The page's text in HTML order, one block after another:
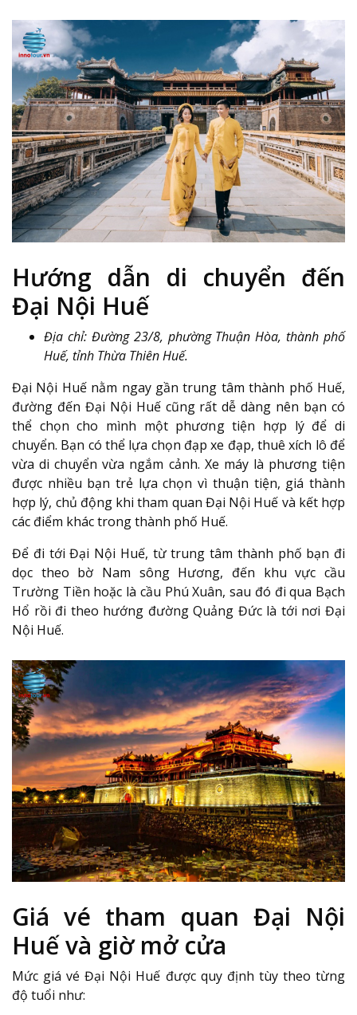
Hướng dẫn di chuyển đến
Đại Nội Huế
Địa chỉ: Đường 23/8, phường Thuận Hòa, thành phố
Huế, tỉnh Thừa Thiên Huế.
Đại Nội Huế nằm ngay gần trung tâm thành phố Huế,
đường đến Đại Nội Huế cũng rất dễ dàng nên bạn có
thể chọn cho mình một phương tiện hợp lý để di
chuyển. Bạn có thể lựa chọn đạp xe đạp, thuê xích lô để
vừa di chuyển vừa ngắm cảnh. Xe máy là phương tiện
được nhiều bạn trẻ lựa chọn vì thuận tiện, giá thành
hợp lý, chủ động khi tham quan Đại Nội Huế và kết hợp
các điểm khác trong thành phố Huế.
Để đi tới Đại Nội Huế, từ trung tâm thành phố bạn đi
dọc theo bờ Nam sông Hương, đến khu vực cầu
Trường Tiền hoặc là cầu Phú Xuân, sau đó đi qua Bạch
Hổ rồi đi theo hướng đường Quảng Đức là tới nơi Đại
Nội Huế.
Giá vé tham quan Đại Nội
Huế và giờ mở cửa
Mức giá vé Đại Nội Huế được quy định tùy theo từng
độ tuổi như: